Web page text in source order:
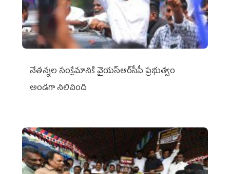
నేతన్నల సంక్షేమానికి వైయ‌స్ఆర్‌సీపీ ప్రభుత్వం
అండగా నిలిచింది